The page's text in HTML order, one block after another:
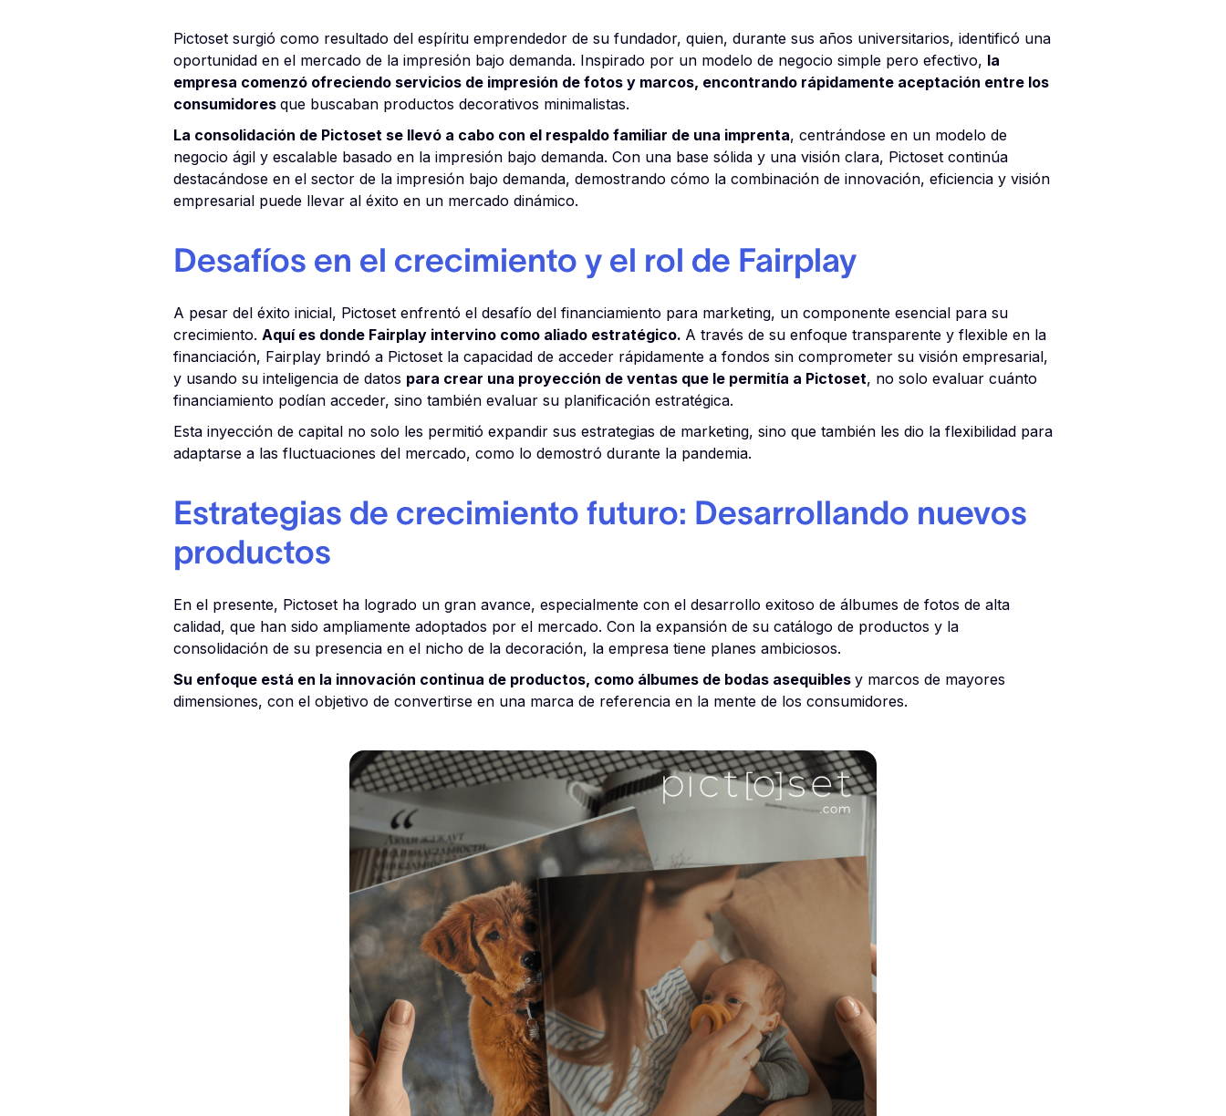
Pictoset surgió como resultado del espíritu emprendedor de su fundador, quien, durante sus años universitarios, identificó una
oportunidad en el mercado de la impresión bajo demanda. Inspirado por un modelo de negocio simple pero efectivo, la
empresa comenzó ofreciendo servicios de impresión de fotos y marcos, encontrando rápidamente aceptación entre los
consumidores que buscaban productos decorativos minimalistas.
La consolidación de Pictoset se llevó a cabo con el respaldo familiar de una imprenta, centrándose en un modelo de
negocio ágil y escalable basado en la impresión bajo demanda. Con una base sólida y una visión clara, Pictoset continúa
destacándose en el sector de la impresión bajo demanda, demostrando cómo la combinación de innovación, eficiencia y visión
empresarial puede llevar al éxito en un mercado dinámico.
Desafíos en el crecimiento y el rol de Fairplay
A pesar del éxito inicial, Pictoset enfrentó el desafío del financiamiento para marketing, un componente esencial para su
crecimiento. Aquí es donde Fairplay intervino como aliado estratégico. A través de su enfoque transparente y flexible en la
financiación, Fairplay brindó a Pictoset la capacidad de acceder rápidamente a fondos sin comprometer su visión empresarial,
y usando su inteligencia de datos para crear una proyección de ventas que le permitía a Pictoset, no solo evaluar cuánto
financiamiento podían acceder, sino también evaluar su planificación estratégica.
Esta inyección de capital no solo les permitió expandir sus estrategias de marketing, sino que también les dio la flexibilidad para
adaptarse a las fluctuaciones del mercado, como lo demostró durante la pandemia.
Estrategias de crecimiento futuro: Desarrollando nuevos
productos
En el presente, Pictoset ha logrado un gran avance, especialmente con el desarrollo exitoso de álbumes de fotos de alta
calidad, que han sido ampliamente adoptados por el mercado. Con la expansión de su catálogo de productos y la
consolidación de su presencia en el nicho de la decoración, la empresa tiene planes ambiciosos.
Su enfoque está en la innovación continua de productos, como álbumes de bodas asequibles y marcos de mayores
dimensiones, con el objetivo de convertirse en una marca de referencia en la mente de los consumidores.